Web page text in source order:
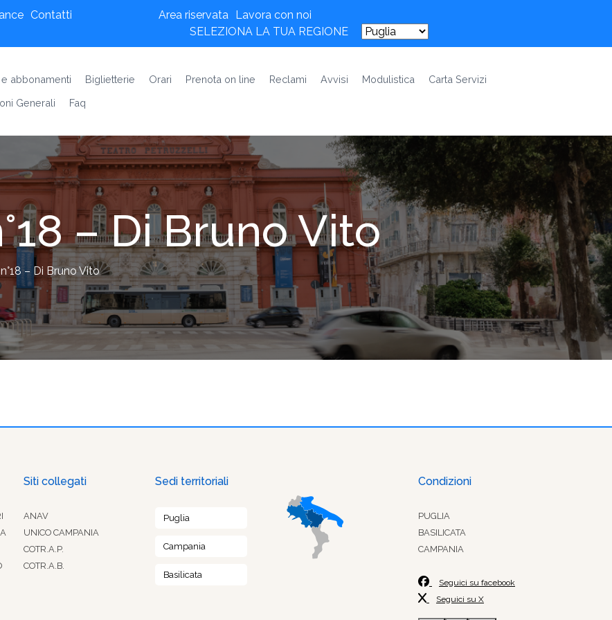
Contatti Area riservata Lavora con noi
SELEZIONA LA TUA REGIONE
abbonamenti Biglietterie Orari Prenota on line Reclami Avvisi Modulistica
Carta Servizi
Generali
Faq
– Di Bruno Vito
– Di Bruno Vito
Siti collegati
ANAV
UNICO CAMPANIA
COTR.A.P.
COTR.A.B.
Sedi territoriali
Puglia
Campania
Basilicata
Condizioni
PUGLIA
BASILICATA
CAMPANIA
Seguici su facebook
Seguici su X